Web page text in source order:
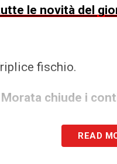
le novità del
fischio.
Morata chiude i
Paz porta
riesce a
READ